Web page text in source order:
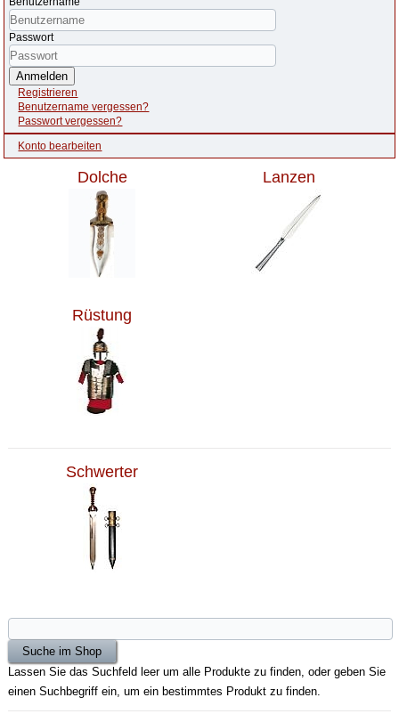
Passwort
Anmelden
Registrieren
Benutzername vergessen?
Passwort vergessen?
Konto bearbeiten
Dolche Lanzen
Rüstung
Schwerter
Lassen Sie das Suchfeld leer um alle Produkte zu finden, oder geben Sie
einen Suchbegriff ein, um ein bestimmtes Produkt zu finden.